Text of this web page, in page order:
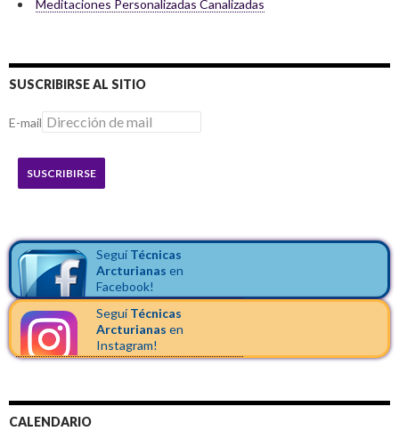
Meditaciones Personalizadas Canalizadas
SUSCRIBIRSE AL SITIO
E-mail
SUSCRIBIRSE
Seguí Técnicas
Arcturianas en
Facebook!
SeguíTécnicas
Arcturianas en
Instagram!
CALENDARIO